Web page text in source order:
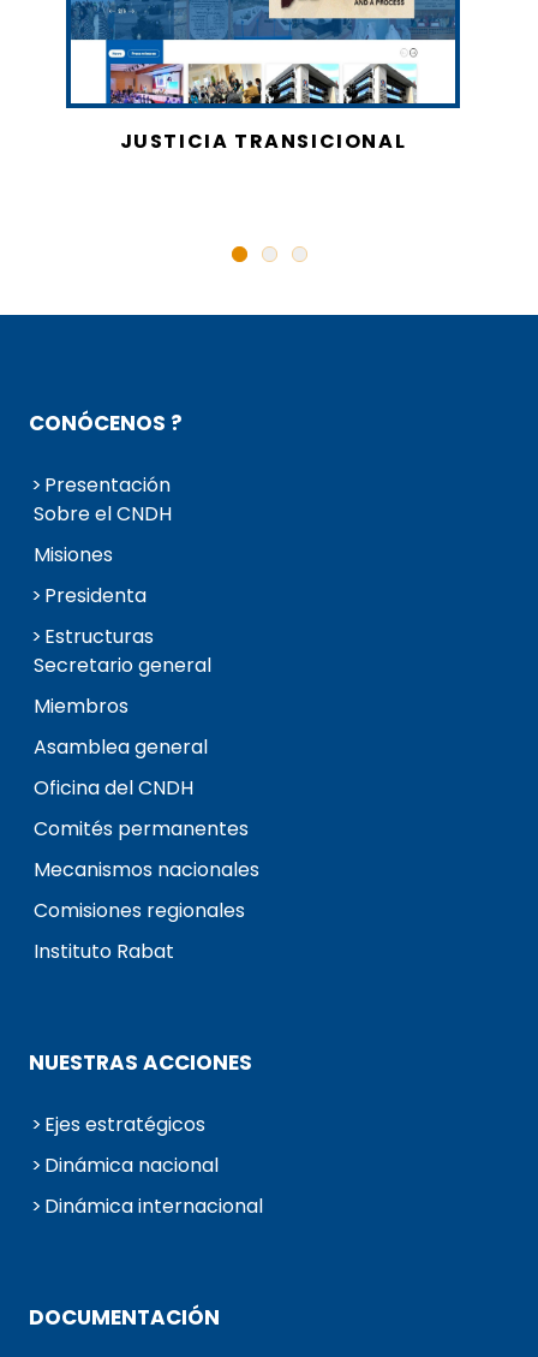
JUSTICIA TRANSICIONAL
CONÓCENOS ?
Presentación
Sobre el CNDH
Misiones
Presidenta
Estructuras
Secretario general
Miembros
Asamblea general
Oficina del CNDH
Comités permanentes
Mecanismos nacionales
Comisiones regionales
Instituto Rabat
NUESTRAS ACCIONES
Ejes estratégicos
Dinámica nacional
Dinámica internacional
DOCUMENTACIÓN